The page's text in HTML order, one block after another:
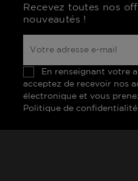
Recevez toutes nos
nouveautés !
En renseignant votre
acceptez de recevoir nos
électronique et vous
Politique de confidentialité.